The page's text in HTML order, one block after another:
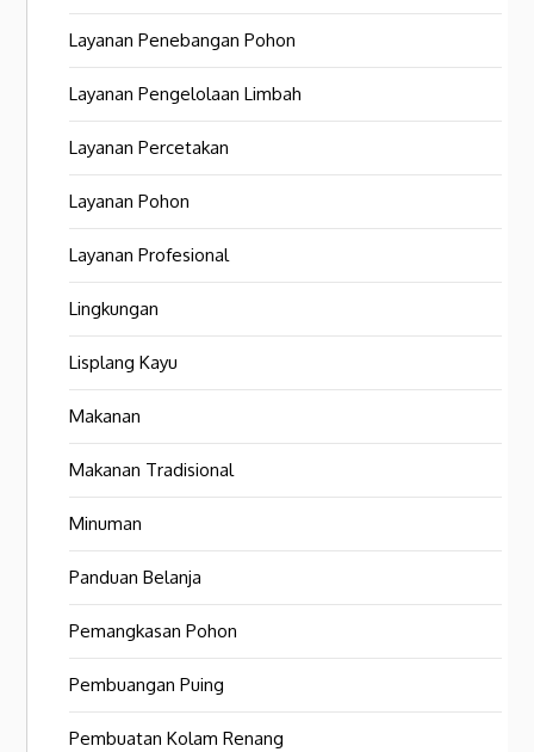
Layanan Penebangan Pohon
Layanan Pengelolaan Limbah
Layanan Percetakan
Layanan Pohon
Layanan Profesional
Lingkungan
Lisplang Kayu
Makanan
Makanan Tradisional
Minuman
Panduan Belanja
Pemangkasan Pohon
Pembuangan Puing
Pembuatan Kolam Renang